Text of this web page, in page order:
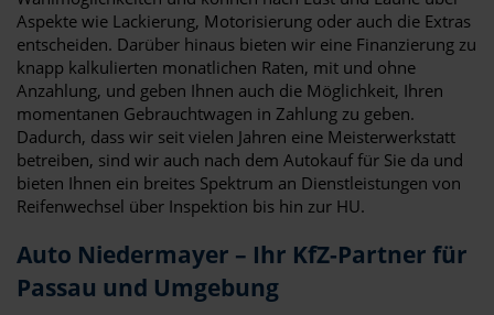
Aspekte wie Lackierung, Motorisierung oder auch die Extras
entscheiden. Darüber hinaus bieten wir eine Finanzierung zu
knapp kalkulierten monatlichen Raten, mit und ohne
Anzahlung, und geben Ihnen auch die Möglichkeit, Ihren
momentanen Gebrauchtwagen in Zahlung zu geben.
Dadurch, dass wir seit vielen Jahren eine Meisterwerkstatt
betreiben, sind wir auch nach dem Autokauf für Sie da und
bieten Ihnen ein breites Spektrum an Dienstleistungen von
Reifenwechsel über Inspektion bis hin zur HU.
Auto Niedermayer – Ihr KfZ-Partner für
Passau und Umgebung